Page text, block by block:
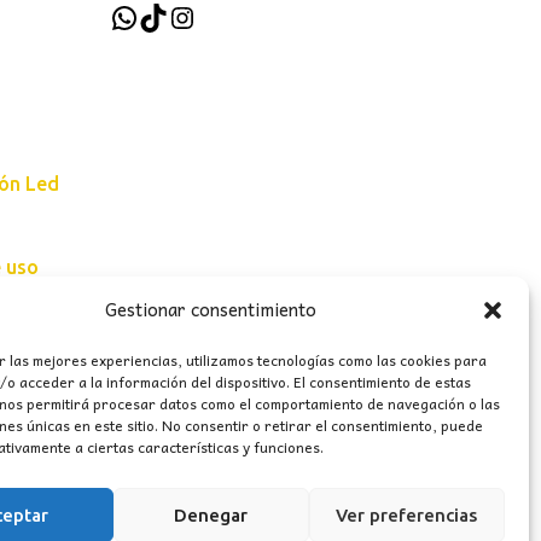
Gestionar consentimiento
las mejores experiencias, utilizamos tecnologías como las cookies para
acceder a la información del dispositivo. El consentimiento de estas
permitirá procesar datos como el comportamiento de navegación o las
únicas en este sitio. No consentir o retirar el consentimiento, puede
a ciertas características y funciones.
Denegar Ver preferencias
Led
uso
WhatsApp
TikTokInstagram